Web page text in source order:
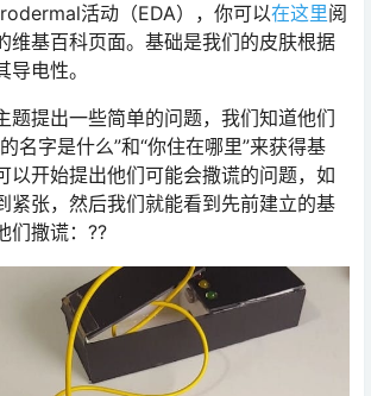
活动（EDA），你可以在这里阅
维基百科页面。基础是我们的皮肤根据
电性。
题提出一些简单的问题，我们知道他们
名字是什么”和“你住在哪里”来获得基
以开始提出他们可能会撒谎的问题，如
紧张，然后我们就能看到先前建立的基
们撒谎：??